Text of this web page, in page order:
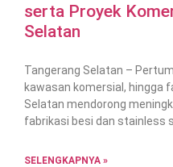
serta Proyek
Selatan
Tangerang Selatan –
kawasan komersial, hingga
Selatan mendorong
fabrikasi besi dan stainless
SELENGKAPNYA »